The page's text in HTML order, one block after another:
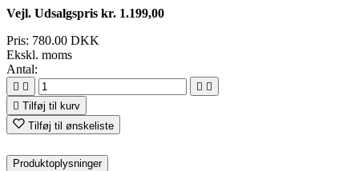
Vejl. Udsalgspris kr. 1.199,00
Pris: 780.00 DKK
Ekskl. moms
Antal:
   
 Tilføj til kurv
Tilføj til ønskeliste
Produktoplysninger